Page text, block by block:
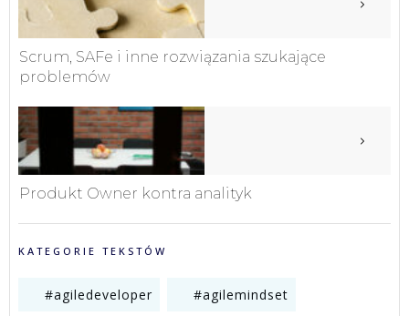
Scrum, SAFe i inne rozwiązania szukające
problemów
Produkt Owner kontra analityk
KATEGORIE TEKSTÓW
#agiledeveloper #agilemindset